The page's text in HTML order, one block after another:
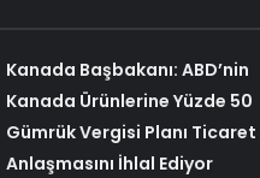
Kanada Başbakanı: ABD’nin
Kanada Ürünlerine Yüzde 50
Gümrük Vergisi Planı Ticaret
Anlaşmasını İhlal Ediyor